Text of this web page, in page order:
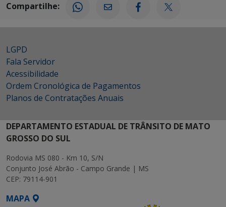
Compartilhe:
LGPD
Fala Servidor
Acessibilidade
Ordem Cronológica de Pagamentos
Planos de Contratações Anuais
DEPARTAMENTO ESTADUAL DE TRÂNSITO DE MATO
GROSSO DO SUL
Rodovia MS 080 - Km 10, S/N
Conjunto José Abrão - Campo Grande | MS
CEP: 79114-901
MAPA